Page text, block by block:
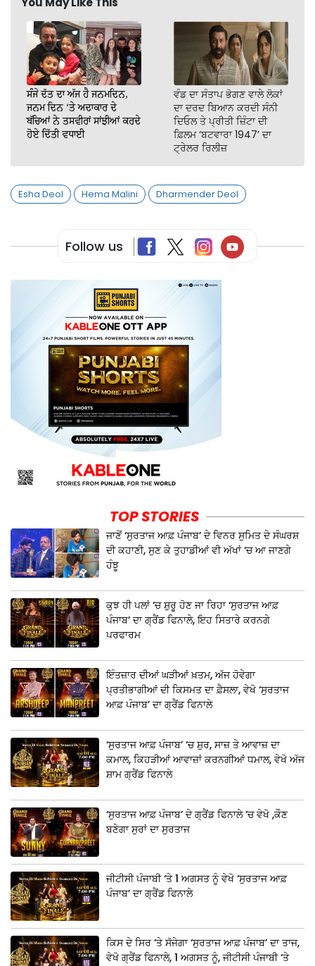
ਸੰਜੇ ਦੱਤ ਦਾ ਅੱਜ ਹੈ ਜਨਮਦਿਨ,
ਜਨਮ ਦਿਨ ‘ਤੇ ਅਦਾਕਾਰ ਦੇ
ਬੱਚਿਆਂ ਨੇ ਤਸਵੀਰਾਂ ਸਾਂਝੀਆਂ ਕਰਦੇ
ਹੋਏ ਦਿੱਤੀ ਵਧਾਈ
ਵੰਡ ਦਾ ਸੰਤਾਪ ਭੋਗਣ ਵਾਲੇ ਲੋਕਾਂ
ਦਾ ਦਰਦ ਬਿਆਨ ਕਰਦੀ ਸੰਨੀ
ਦਿਓਲ ਤੇ ਪ੍ਰੀਤੀ ਜ਼ਿੰਟਾ ਦੀ
ਫ਼ਿਲਮ ‘ਬਟਵਾਰਾ 1947’ ਦਾ
ਟ੍ਰੇਲਰ ਰਿਲੀਜ਼
Esha Deol Hema Malini Dharmender Deol
Follow us
TOP STORIES
ਜਾਣੋਂ ‘ਸੁਰਤਾਜ ਆਫ਼ ਪੰਜਾਬ’ ਦੇ ਵਿਨਰ ਸੁਮਿਤ ਦੇ ਸੰਘਰਸ਼
ਦੀ ਕਹਾਣੀ, ਸੁਣ ਕੇ ਤੁਹਾਡੀਆਂ ਵੀ ਅੱਖਾਂ ‘ਚ ਆ ਜਾਣਗੇ
ਹੰਝੂ
ਕੁਝ ਹੀ ਪਲਾਂ ‘ਚ ਸ਼ੁਰੂ ਹੋਣ ਜਾ ਰਿਹਾ ‘ਸੁਰਤਾਜ ਆਫ਼
ਪੰਜਾਬ’ ਦਾ ਗ੍ਰੈਂਡ ਫਿਨਾਲੇ, ਇਹ ਸਿਤਾਰੇ ਕਰਨਗੇ
ਪਰਫਾਰਮ
ਇੰਤਜ਼ਾਰ ਦੀਆਂ ਘੜੀਆਂ ਖ਼ਤਮ, ਅੱਜ ਹੋਵੇਗਾ
ਪ੍ਰਤੀਭਾਗੀਆਂ ਦੀ ਕਿਸਮਤ ਦਾ ਫ਼ੈਸਲਾ, ਵੇਖੋ ‘ਸੁਰਤਾਜ
ਆਫ਼ ਪੰਜਾਬ’ ਦਾ ਗ੍ਰੈਂਡ ਫਿਨਾਲੇ
‘ਸੁਰਤਾਜ ਆਫ਼ ਪੰਜਾਬ’ ‘ਚ ਸ਼ੁਰ, ਸਾਜ਼ ਤੇ ਆਵਾਜ਼ ਦਾ
ਕਮਾਲ, ਕਿਹੜੀਆਂ ਆਵਾਜ਼ਾਂ ਕਰਨਗੀਆਂ ਧਮਾਲ, ਵੇਖੋ ਅੱਜ
ਸ਼ਾਮ ਗ੍ਰੈਂਡ ਫਿਨਾਲੇ
‘ਸੁਰਤਾਜ ਆਫ਼ ਪੰਜਾਬ’ ਦੇ ਗ੍ਰੈਂਡ ਫਿਨਾਲੇ ‘ਚ ਵੇਖੋ ,ਕੌਣ
ਬਣੇਗਾ ਸੁਰਾਂ ਦਾ ਸੁਰਤਾਜ
ਜੀਟੀਸੀ ਪੰਜਾਬੀ ‘ਤੇ 1 ਅਗਸਤ ਨੂੰ ਵੇਖੋ ‘ਸੁਰਤਾਜ ਆਫ਼
ਪੰਜਾਬ’ ਦਾ ਗ੍ਰੈਂਡ ਫਿਨਾਲੇ
ਕਿਸ ਦੇ ਸਿਰ ‘ਤੇ ਸੱਜੇਗਾ ‘ਸੁਰਤਾਜ ਆਫ਼ ਪੰਜਾਬ’ ਦਾ ਤਾਜ,
ਵੇਖੋ ਗ੍ਰੈਂਡ ਫਿਨਾਲੇ, 1 ਅਗਸਤ ਨੂੰ, ਜੀਟੀਸੀ ਪੰਜਾਬੀ ‘ਤੇ